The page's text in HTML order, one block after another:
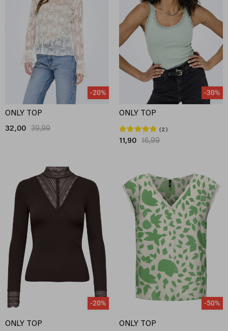
-20%
ONLY TOP
32,00 39,99
-30%
ONLY TOP
2
11,90 16,99
-20%
ONLY TOP
-50%
ONLY TOP